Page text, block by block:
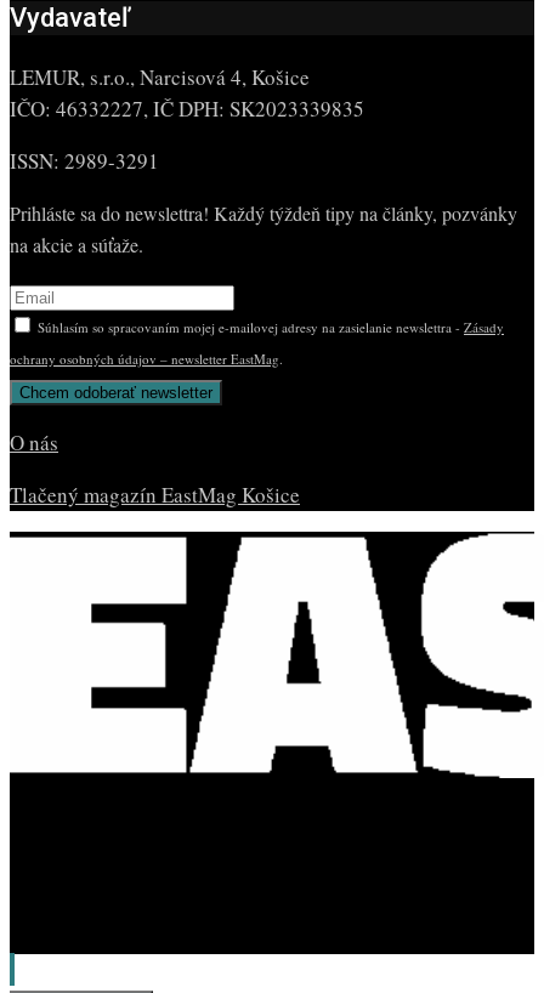
Vydavateľ
LEMUR, s.r.o., Narcisová 4, Košice
IČO: 46332227, IČ DPH: SK2023339835
ISSN: 2989-3291
Prihláste sa do newslettra! Každý týždeň tipy na články, pozvánky
na akcie a súťaže.
Súhlasím so spracovaním mojej e-mailovej adresy na zasielanie newslettra - Zásady
ochrany osobných údajov – newsletter EastMag
O nás
Tlačený magazín EastMag Košice